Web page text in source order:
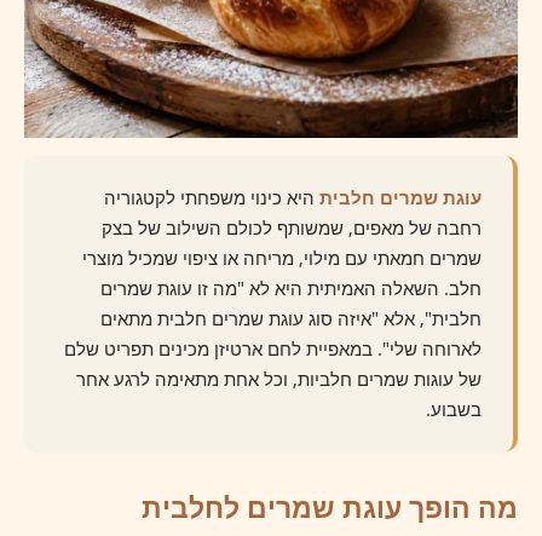
עוגת שמרים חלבית היא כינוי משפחתי לקטגוריה
רחבה של מאפים, שמשותף לכולם השילוב של בצק
שמרים חמאתי עם מילוי, מריחה או ציפוי שמכיל מוצרי
חלב. השאלה האמיתית היא לא "מה זו עוגת שמרים
חלבית", אלא "איזה סוג עוגת שמרים חלבית מתאים
לארוחה שלי". במאפיית לחם ארטיזן מכינים תפריט שלם
של עוגות שמרים חלביות, וכל אחת מתאימה לרגע אחר
בשבוע.
מה הופך עוגת שמרים לחלבית